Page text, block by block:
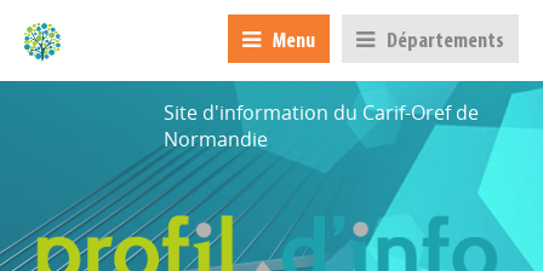
Menu Départements
Site d'information du Carif-Oref de
Normandie